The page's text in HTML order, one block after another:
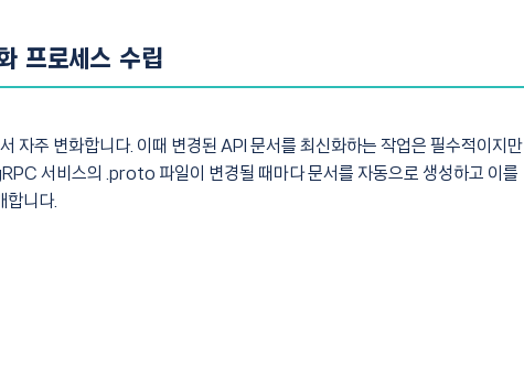
프로세스 수립
자주 변화합니다. 이때 변경된 API 문서를 최신화하는 작업은 필수적이지만
서비스의 .proto 파일이 변경될 때마다 문서를 자동으로 생성하고 이를
니다.